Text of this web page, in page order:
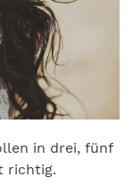
in drei, fünf
richtig.